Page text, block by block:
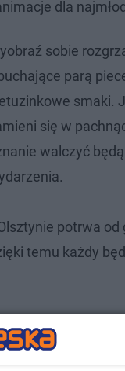
dla
sobie
parą
smaki.
się w
walczyć
potrwa
temu każdy